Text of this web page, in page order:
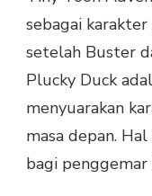
sebagai
setelah Buster
Plucky Duck
menyuarakan
masa depan.
bagi penggemar